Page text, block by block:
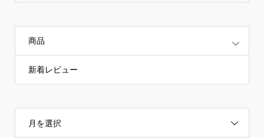
商品
新着レビュー
月を選択